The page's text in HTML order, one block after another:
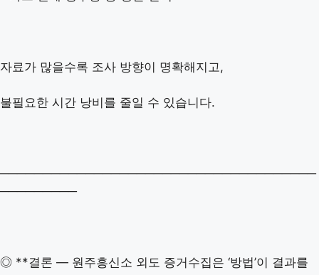
자료가 많을수록 조사 방향이 명확해지고,
불필요한 시간 낭비를 줄일 수 있습니다.
─────────────────────────────────────
─────────
◎ **결론 — 원주흥신소 외도 증거수집은 ‘방법’이 결과를